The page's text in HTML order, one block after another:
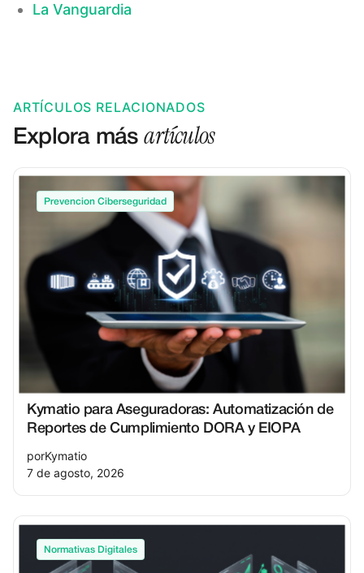
La Vanguardia
ARTÍCULOS RELACIONADOS
Explora másartículos
Prevencion Ciberseguridad
Kymatio para Aseguradoras: Automatización de
Reportes de Cumplimiento DORA y EIOPA
porKymatio
7 de agosto, 2026
Normativas Digitales